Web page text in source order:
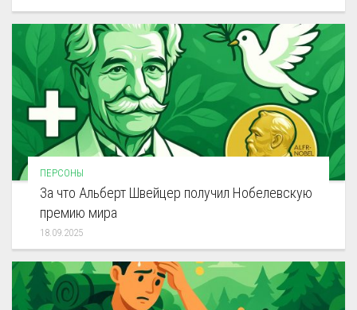
ПЕРСОНЫ
За что Альберт Швейцер получил Нобелевскую
премию мира
18.09.2025